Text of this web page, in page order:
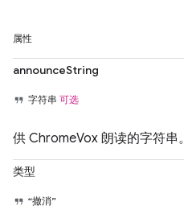
属性
announceString
字符串 可选
供 ChromeVox 朗读的字符串。
类型
“撤消”